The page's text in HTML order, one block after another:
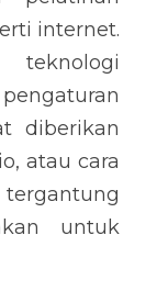
internet.
diberikan
atau cara
tergantung
untuk